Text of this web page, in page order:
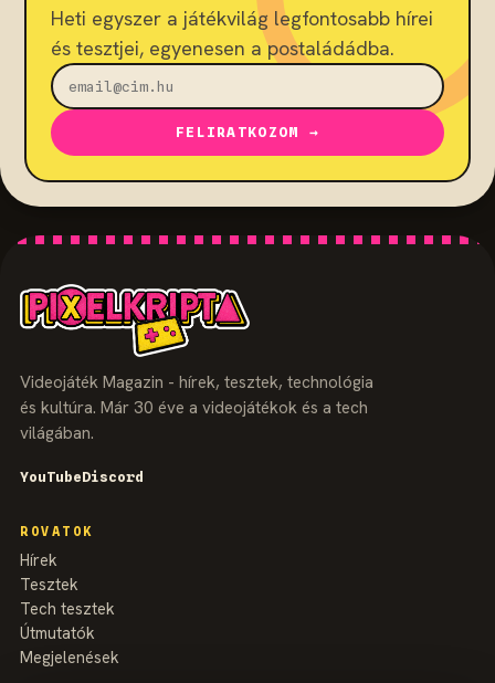
Heti egyszer a játékvilág legfontosabb hírei
és tesztjei, egyenesen a postaládádba.
FELIRATKOZOM →
Videojáték Magazin - hírek, tesztek, technológia
és kultúra. Már 30 éve a videojátékok és a tech
világában.
YouTubeDiscord
ROVATOK
Hírek
Tesztek
Tech tesztek
Útmutatók
Megjelenések